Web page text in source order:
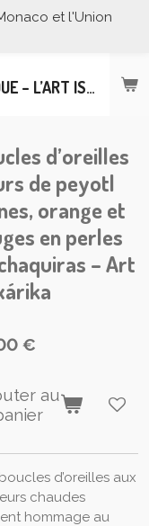
L'EMPREINTE DU MEXIQUE – L’ART ISSU DE L’ARTISANAT MEXICAIN
et l'Union
d’oreilles
de peyotl
orange et
en perles
– Art
€
au
d’oreilles aux
chaudes
hommage au